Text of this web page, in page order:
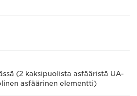
(2 kaksipuolista asfääristä UA-
asfäärinen elementti)